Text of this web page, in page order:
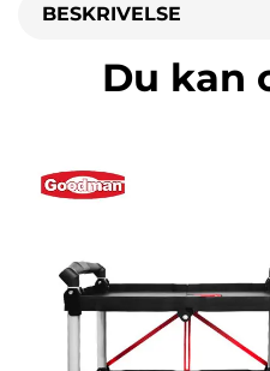
BESKRIVELSE
Du kan